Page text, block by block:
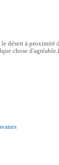
le désert à
chose d'agréable.